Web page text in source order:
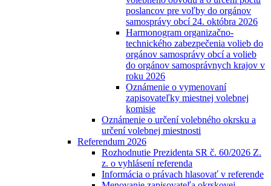
poslancov pre voľby do orgánov
samosprávy obcí 24. októbra 2026
Harmonogram organizačno-
technického zabezpečenia volieb do
orgánov samosprávy obcí a volieb
do orgánov samosprávnych krajov v
roku 2026
Oznámenie o vymenovaní
zapisovateľky miestnej volebnej
komisie
Oznámenie o určení volebného okrsku a
určení volebnej miestnosti
Referendum 2026
Rozhodnutie Prezidenta SR č. 60/2026 Z.
z. o vyhlásení referenda
Informácia o právach hlasovať v referende